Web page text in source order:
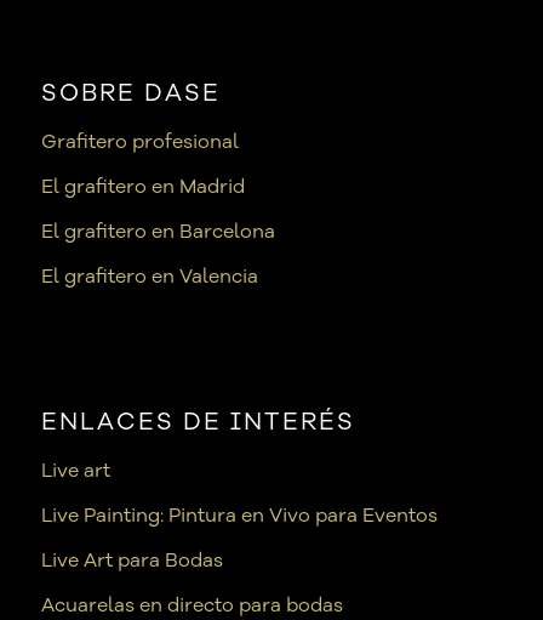
SOBRE DASE
Grafitero profesional
El grafitero en Madrid
El grafitero en Barcelona
El grafitero en Valencia
ENLACES DE INTERÉS
Live art
Live Painting: Pintura en Vivo para Eventos
Live Art para Bodas
Acuarelas en directo para bodas